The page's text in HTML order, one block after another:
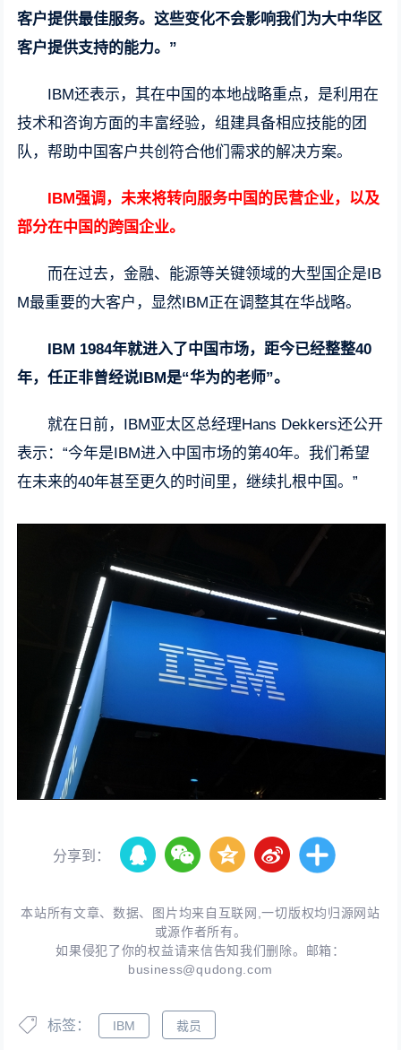
客户提供最佳服务。这些变化不会影响我们为大中华区
客户提供支持的能力。”
IBM还表示，其在中国的本地战略重点，是利用在
技术和咨询方面的丰富经验，组建具备相应技能的团
队，帮助中国客户共创符合他们需求的解决方案。
IBM强调，未来将转向服务中国的民营企业，以及
部分在中国的跨国企业。
而在过去，金融、能源等关键领域的大型国企是IB
M最重要的大客户，显然IBM正在调整其在华战略。
IBM 1984年就进入了中国市场，距今已经整整40
年，任正非曾经说IBM是“华为的老师”。
就在日前，IBM亚太区总经理Hans Dekkers还公开
表示：“今年是IBM进入中国市场的第40年。我们希望
在未来的40年甚至更久的时间里，继续扎根中国。”
分享到：
本站所有文章、数据、图片均来自互联网,一切版权均归源网站
或源作者所有。
如果侵犯了你的权益请来信告知我们删除。邮箱：
business@qudong.com
标签： IBM 裁员